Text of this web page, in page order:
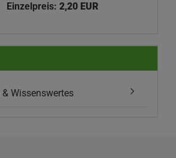
Einzelpreis: 2,20 EUR
Wissenswertes